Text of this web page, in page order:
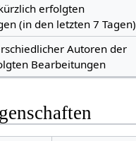
erfolgten
(in den letzten 7 Tagen)
Autoren der
Bearbeitungen